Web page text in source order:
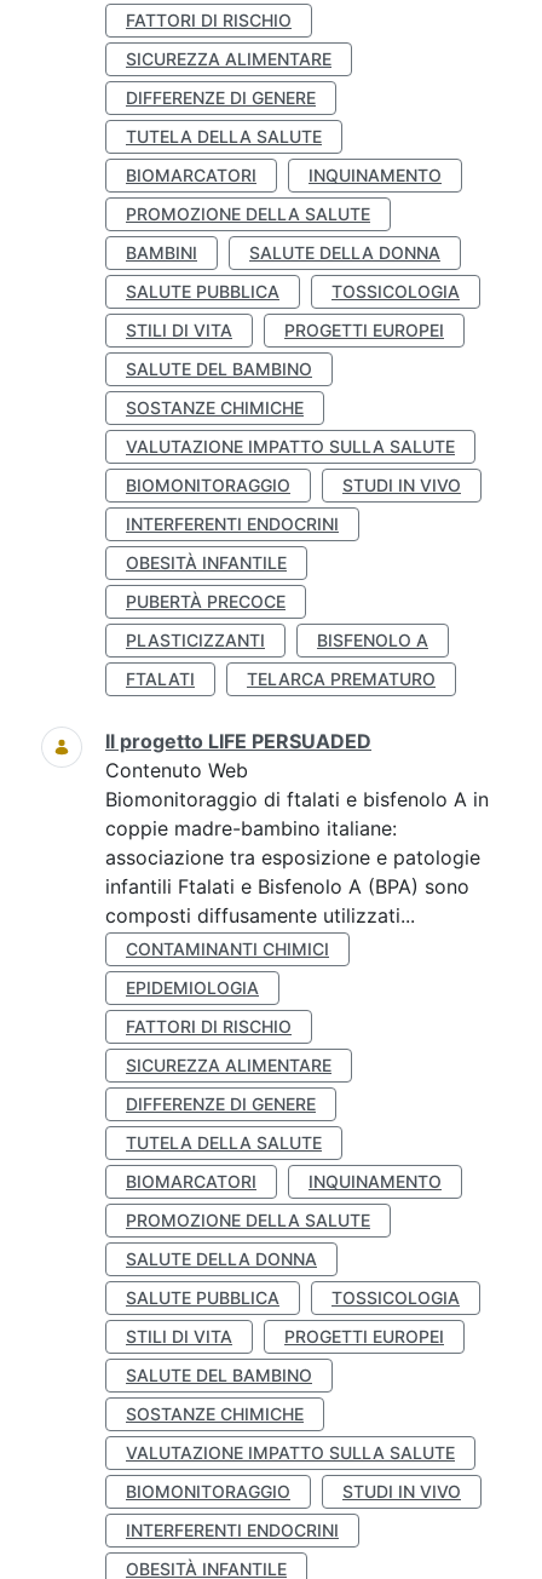
FATTORI DI RISCHIO
SICUREZZA ALIMENTARE
DIFFERENZE DI GENERE
TUTELA DELLA SALUTE
BIOMARCATORI
INQUINAMENTO
PROMOZIONE DELLA SALUTE
BAMBINI
SALUTE DELLA DONNA
SALUTE PUBBLICA
TOSSICOLOGIA
STILI DI VITA
PROGETTI EUROPEI
SALUTE DEL BAMBINO
SOSTANZE CHIMICHE
VALUTAZIONE IMPATTO SULLA SALUTE
BIOMONITORAGGIO
STUDI IN VIVO
INTERFERENTI ENDOCRINI
OBESITÀ INFANTILE
PUBERTÀ PRECOCE
PLASTICIZZANTI
BISFENOLO A
FTALATI
TELARCA PREMATURO
Il progetto LIFE PERSUADED
Contenuto Web
Biomonitoraggio di ftalati e bisfenolo A in
coppie madre-bambino italiane:
associazione tra esposizione e patologie
infantili Ftalati e Bisfenolo A (BPA) sono
composti diffusamente utilizzati...
CONTAMINANTI CHIMICI
EPIDEMIOLOGIA
FATTORI DI RISCHIO
SICUREZZA ALIMENTARE
DIFFERENZE DI GENERE
TUTELA DELLA SALUTE
BIOMARCATORI
INQUINAMENTO
PROMOZIONE DELLA SALUTE
SALUTE DELLA DONNA
SALUTE PUBBLICA
TOSSICOLOGIA
STILI DI VITA
PROGETTI EUROPEI
SALUTE DEL BAMBINO
SOSTANZE CHIMICHE
VALUTAZIONE IMPATTO SULLA SALUTE
BIOMONITORAGGIO
STUDI IN VIVO
INTERFERENTI ENDOCRINI
OBESITÀ INFANTILE